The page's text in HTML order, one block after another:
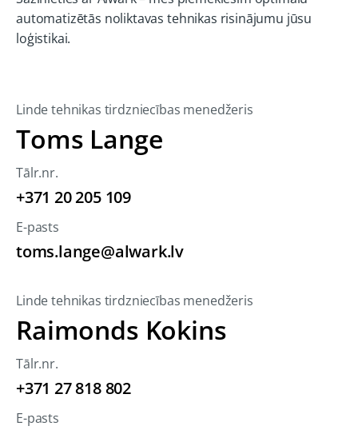
automatizētās noliktavas tehnikas risinājumu jūsu
loģistikai.
Linde tehnikas tirdzniecības menedžeris
Toms Lange
Tālr.nr.
+371 20 205 109
E-pasts
toms.lange@alwark.lv
Linde tehnikas tirdzniecības menedžeris
Raimonds Kokins
Tālr.nr.
+371 27 818 802
E-pasts